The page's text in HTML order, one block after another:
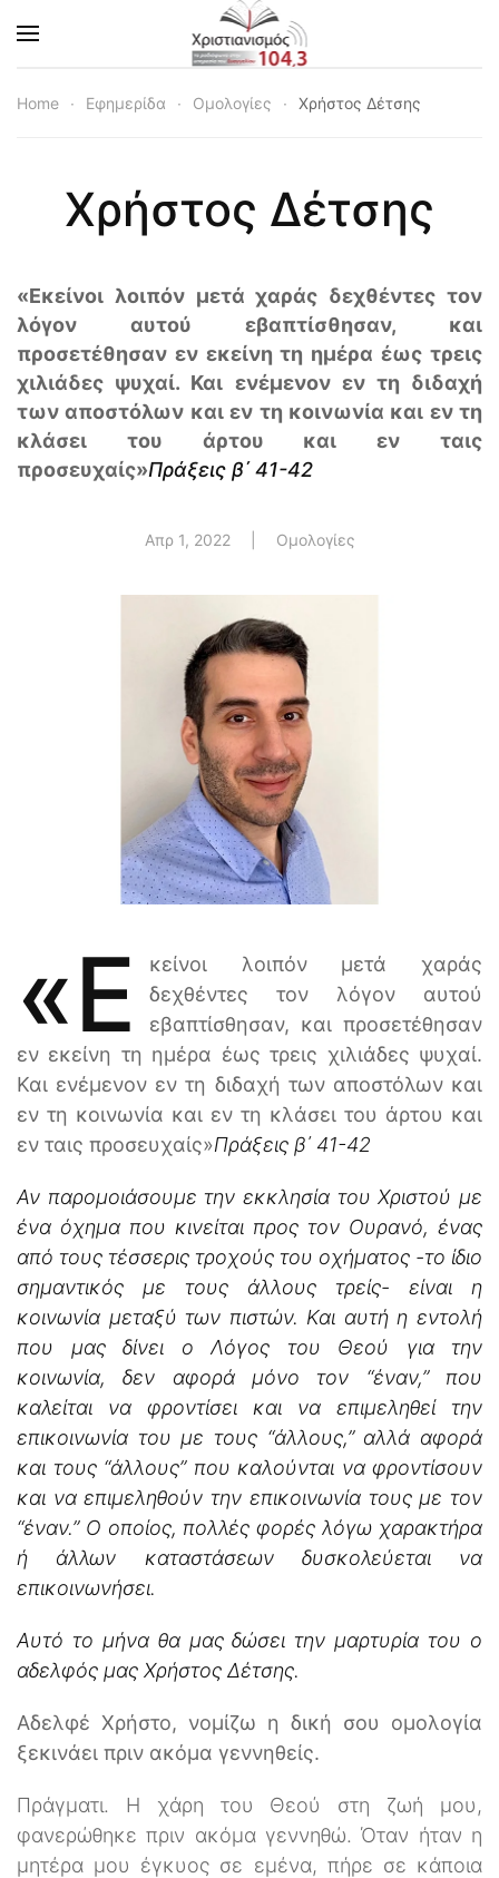
Skip to main content
Home Εφημερίδα Ομολογίες Χρήστος Δέτσης
Χρήστος Δέτσης
«Εκείνοι λοιπόν μετά χαράς δεχθέντες τον
λόγον αυτού εβαπτίσθησαν, και
προσετέθησαν εν εκείνη τη ημέρα έως τρεις
χιλιάδες ψυχαί. Και ενέμενον εν τη διδαχή
των αποστόλων και εν τη κοινωνία και εν τη
κλάσει του άρτου και εν ταις
προσευχαίς»Πράξεις β΄ 41-42
Απρ 1, 2022| Ομολογίες
«Ε
κείνοι λοιπόν μετά χαράς
δεχθέντες τον λόγον αυτού
εβαπτίσθησαν, και προσετέθησαν
εν εκείνη τη ημέρα έως τρεις χιλιάδες ψυχαί.
Και ενέμενον εν τη διδαχή των αποστόλων και
εν τη κοινωνία και εν τη κλάσει του άρτου και
εν ταις προσευχαίς»Πράξεις β΄ 41-42
Αν παρομοιάσουμε την εκκλησία του Χριστού με
ένα όχημα που κινείται προς τον Ουρανό, ένας
από τους τέσσερις τροχούς του οχήματος -το ίδιο
σημαντικός με τους άλλους τρείς- είναι η
κοινωνία μεταξύ των πιστών. Και αυτή η εντολή
που μας δίνει ο Λόγος του Θεού για την
κοινωνία, δεν αφορά μόνο τον “έναν,” που
καλείται να φροντίσει και να επιμεληθεί την
επικοινωνία του με τους “άλλους,” αλλά αφορά
και τους “άλλους” που καλούνται να φροντίσουν
και να επιμεληθούν την επικοινωνία τους με τον
“έναν.” Ο οποίος, πολλές φορές λόγω χαρακτήρα
ή άλλων καταστάσεων δυσκολεύεται να
επικοινωνήσει.
Αυτό το μήνα θα μας δώσει την μαρτυρία του ο
αδελφός μας Χρήστος Δέτσης.
Αδελφέ Χρήστο, νομίζω η δική σου ομολογία
ξεκινάει πριν ακόμα γεννηθείς.
Πράγματι. Η χάρη του Θεού στη ζωή μου,
φανερώθηκε πριν ακόμα γεννηθώ. Όταν ήταν η
μητέρα μου έγκυος σε εμένα, πήρε σε κάποια